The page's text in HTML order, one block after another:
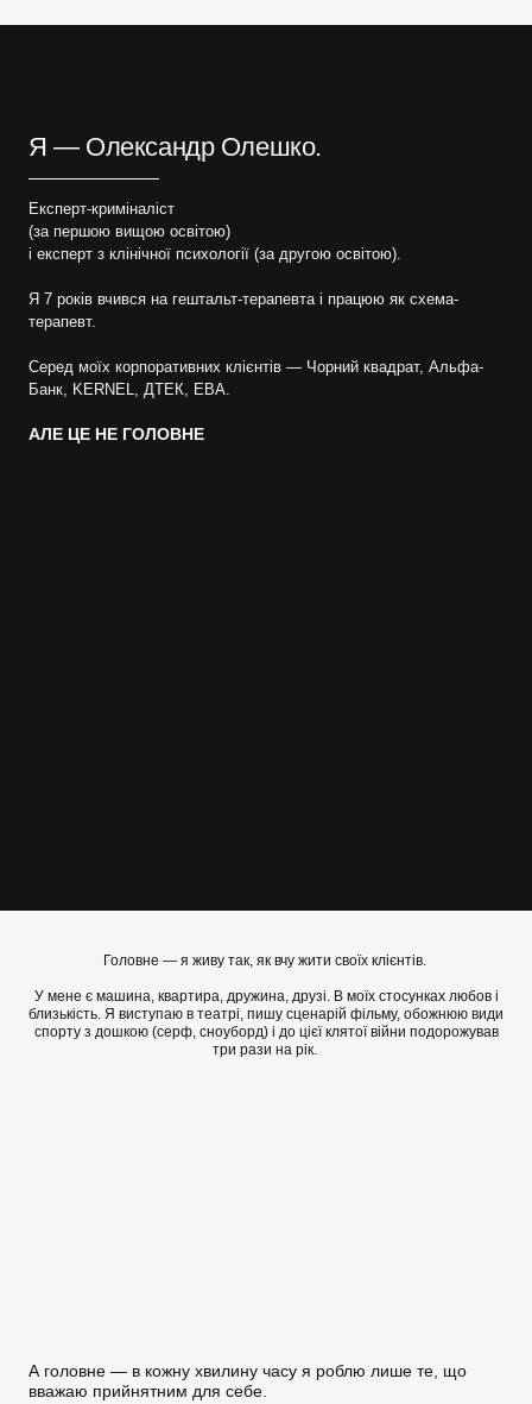
Я — Олександр Олешко.
Експерт-криміналіст
(за першою вищою освітою)
і експерт з клінічної психології (за другою освітою).
Я 7 років вчився на гештальт-терапевта і працюю як схема-
терапевт.
Серед моїх корпоративних клієнтів — Чорний квадрат, Альфа-
Банк, KERNEL, ДТЕК, EBA.
АЛЕ ЦЕ НЕ ГОЛОВНЕ
Головне — я живу так, як вчу жити своїх клієнтів.
У мене є машина, квартира, дружина, друзі. В моїх стосунках любов і
близькість. Я виступаю в театрі, пишу сценарій фільму, обожнюю види
спорту з дошкою (серф, сноуборд) і до цієї клятої війни подорожував
три рази на рік.
А головне — в кожну хвилину часу я роблю лише те, що
вважаю прийнятним для себе.